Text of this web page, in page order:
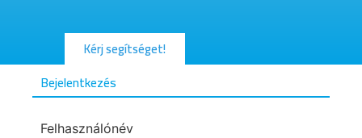
Kérj segítséget!
Bejelentkezés
Felhasználónév